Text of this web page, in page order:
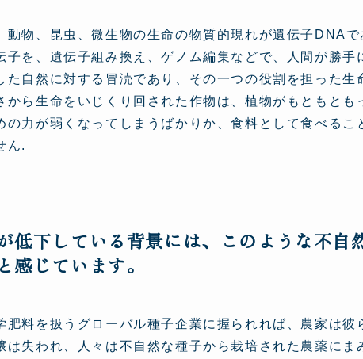
動物、昆虫、微生物の生命の物質的現れが遺伝子DNA
子を、遺伝子組み換え、ゲノム編集などで、人間が勝手
た自然に対する冒涜であり、その一つの役割を担った生
から生命をいじくり回された作物は、植物がもともと
の力が弱くなってしまうばかりか、食料として食べる
ん.
低下している背景には、このような不自
感じています。
肥料を扱うグローバル種子企業に握られれば、農家は彼
は失われ、人々は不自然な種子から栽培された農薬にま